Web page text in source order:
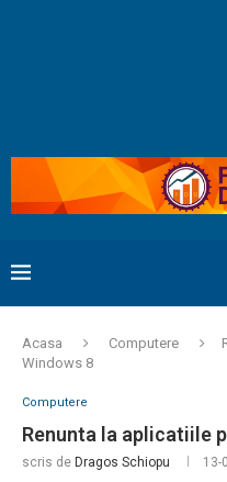
Acasa Computere
Windows 8
Computere
Renunta la aplicatiile
scris de Dragos Schiopu 13-